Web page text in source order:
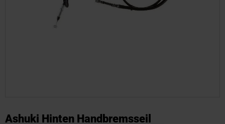
Ashuki Hinten Handbremsseil
Anfang